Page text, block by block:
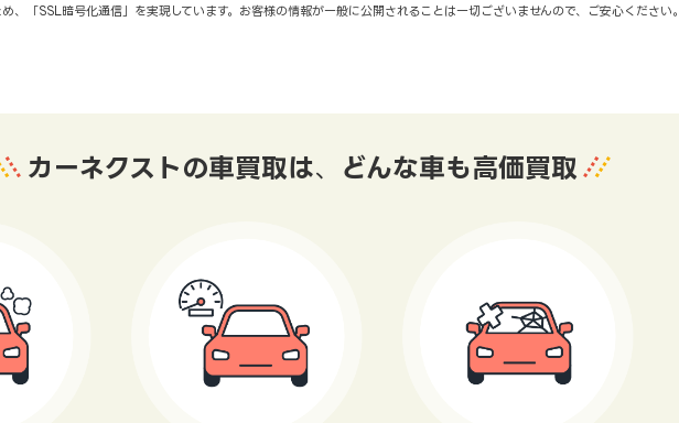
、「SSL暗号化通信」を実現しています。お客様の情報が一般に公開されることは一切ございませんので、ご安心ください。
カーネクストの車買取は、 どんな車も高価買取